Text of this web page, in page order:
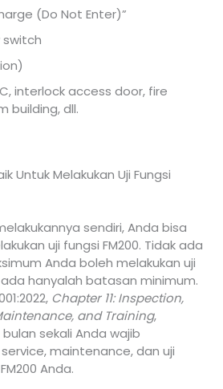
(Do Not Enter)”
switch
interlock access door, fire
building, dll.
Untuk Melakukan Uji Fungsi
sendiri, Anda bisa
uji fungsi FM200. Tidak ada
Anda boleh melakukan uji
hanyalah batasan minimum.
Chapter 11: Inspection,
and Training,
sekali Anda wajib
maintenance, dan uji
Anda.